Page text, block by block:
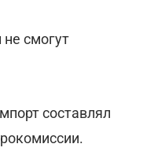
смогут
составлял